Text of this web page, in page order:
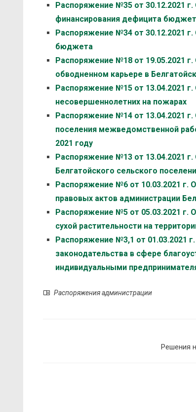
Распоряжение №35 от 30.12.2021
финансирования дефицита
Распоряжение №34 от 30.12.2021
бюджета
Распоряжение №18 от 19.05.2021
обводненном карьере в
Распоряжение №15 от 13.04.2021
несовершеннолетних на пожарах
Распоряжение №14 от 13.04.2021
поселения межведомственной
2021 году
Распоряжение №13 от 13.04.2021
Белгатойского сельского
Распоряжение №6 от 10.03.2021 г.
правовых актов администрации
Распоряжение №5 от 05.03.2021 г.
сухой растительности на
Распоряжение №3,1 от 01.03.2021
законодательства в сфере
индивидуальными
Распоряжения администрации
Решения